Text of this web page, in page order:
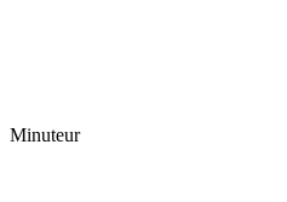
Minuteur